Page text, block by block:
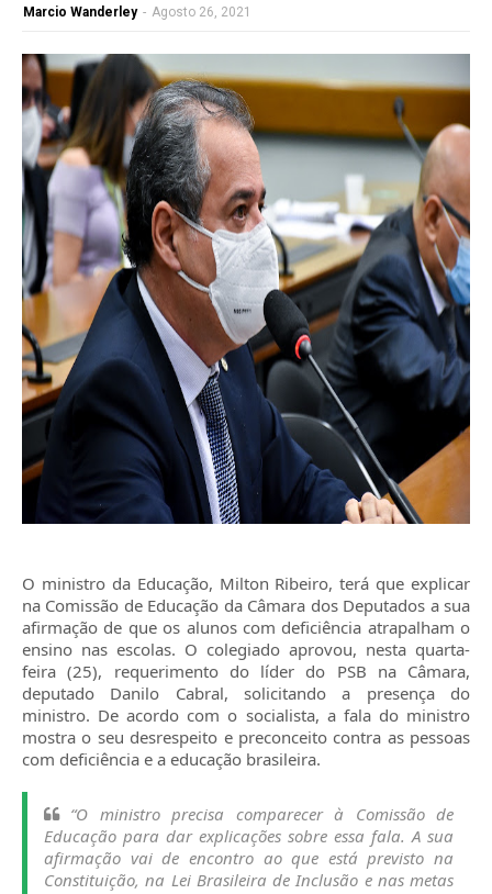
Marcio Wanderley - Agosto 26, 2021
O ministro da Educação, Milton Ribeiro, terá que explicar
na Comissão de Educação da Câmara dos Deputados a sua
afirmação de que os alunos com deficiência atrapalham o
ensino nas escolas. O colegiado aprovou, nesta quarta-
feira (25), requerimento do líder do PSB na Câmara,
deputado Danilo Cabral, solicitando a presença do
ministro. De acordo com o socialista, a fala do ministro
mostra o seu desrespeito e preconceito contra as pessoas
com deficiência e a educação brasileira.
“O ministro precisa comparecer à Comissão de
Educação para dar explicações sobre essa fala. A sua
afirmação vai de encontro ao que está previsto na
Constituição, na Lei Brasileira de Inclusão e nas metas